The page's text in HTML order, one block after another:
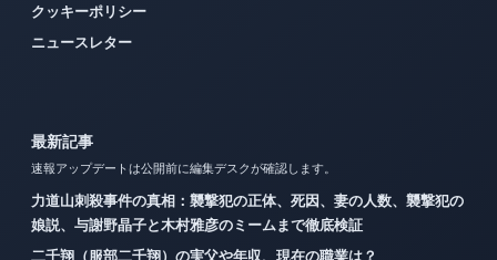
クッキーポリシー
ニュースレター
最新記事
速報アップデートは公開前に編集デスクが確認します。
力道山刺殺事件の真相：襲撃犯の正体、死因、妻の人数、襲撃犯の
娘説、与謝野晶子と木村雅彦のミームまで徹底検証
二千翔（服部二千翔）の実父や年収、現在の職業は？